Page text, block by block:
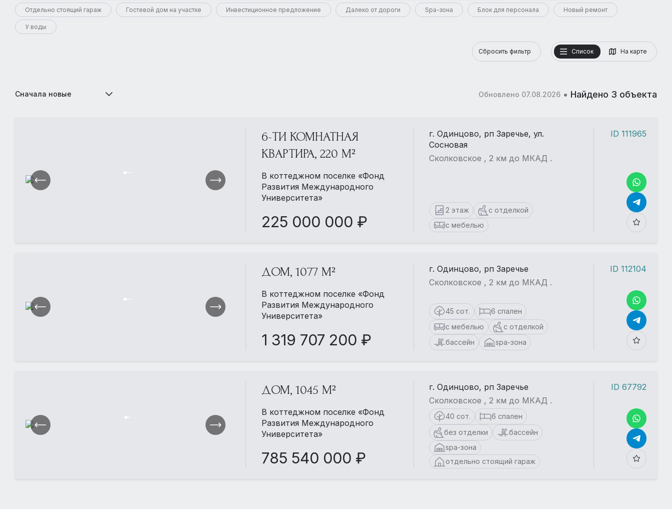
Отдельно стоящий гараж Гостевой дом на участке Инвестиционное предложение Далеко от дороги Spa-зона Блок для персонала Новый ремонт
У воды
Список На карте
Сбросить фильтр
Сначала новые Обновлено 07.08.2026 • Найдено 3 объекта
6-ТИ КОМНАТНАЯ
КВАРТИРА, 220 М²
В коттеджном поселке «Фонд
Развития Международного
Университета»
225 000 000 ₽
г. Одинцово, рп Заречье, ул.
Сосновая
Сколковское , 2 км до МКАД .
2 этаж
с отделкой
с мебелью
ID 111965
ДОМ, 1077 М²
В коттеджном поселке «Фонд
Развития Международного
Университета»
1 319 707 200 ₽
г. Одинцово, рп Заречье
Сколковское , 2 км до МКАД .
45 сот.
6 спален
с мебелью
с отделкой
бассейн
spa-зона
ID 112104
ДОМ, 1045 М²
В коттеджном поселке «Фонд
Развития Международного
Университета»
785 540 000 ₽
г. Одинцово, рп Заречье
Сколковское , 2 км до МКАД .
40 сот.
6 спален
без отделки
бассейн
spa-зона
отдельно стоящий гараж
ID 67792